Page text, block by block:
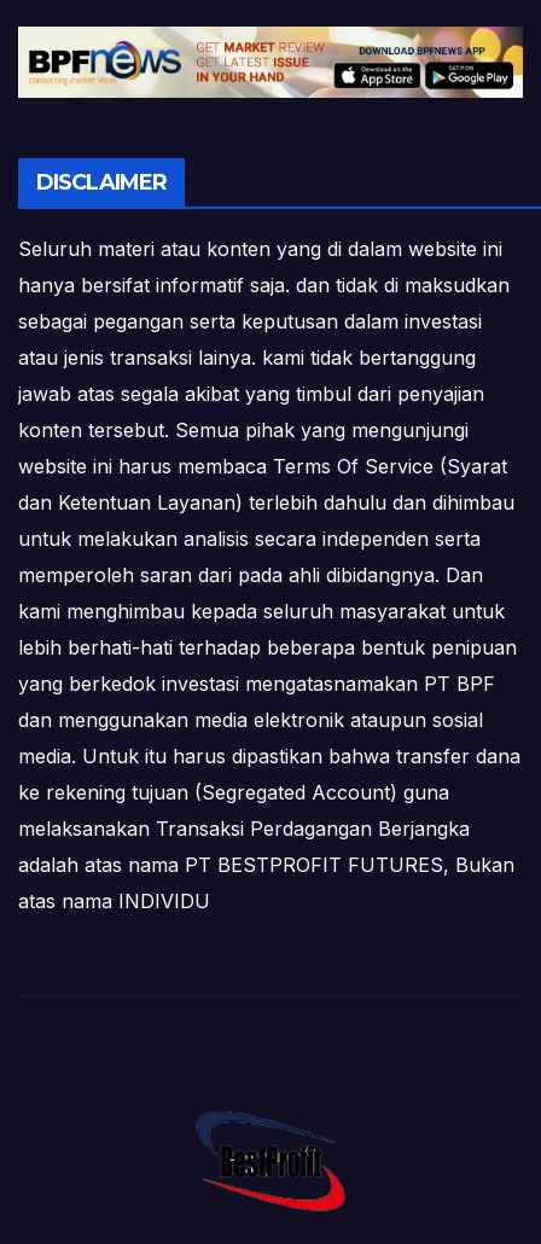
DISCLAIMER
Seluruh materi atau konten yang di dalam website ini
hanya bersifat informatif saja. dan tidak di maksudkan
sebagai pegangan serta keputusan dalam investasi
atau jenis transaksi lainya. kami tidak bertanggung
jawab atas segala akibat yang timbul dari penyajian
konten tersebut. Semua pihak yang mengunjungi
website ini harus membaca Terms Of Service (Syarat
dan Ketentuan Layanan) terlebih dahulu dan dihimbau
untuk melakukan analisis secara independen serta
memperoleh saran dari pada ahli dibidangnya. Dan
kami menghimbau kepada seluruh masyarakat untuk
lebih berhati-hati terhadap beberapa bentuk penipuan
yang berkedok investasi mengatasnamakan PT BPF
dan menggunakan media elektronik ataupun sosial
media. Untuk itu harus dipastikan bahwa transfer dana
ke rekening tujuan (Segregated Account) guna
melaksanakan Transaksi Perdagangan Berjangka
adalah atas nama PT BESTPROFIT FUTURES, Bukan
atas nama INDIVIDU